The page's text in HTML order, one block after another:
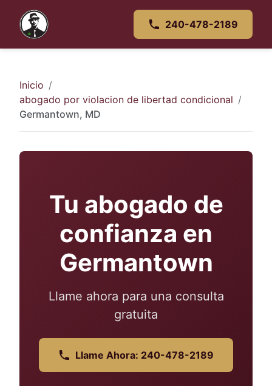
240-478-2189
Inicio
abogado por violacion de libertad condicional
Germantown, MD
Tu abogado de
confianza en
Germantown
Llame ahora para una consulta
gratuita
Llame Ahora: 240-478-2189